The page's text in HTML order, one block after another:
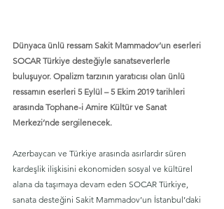
Dünyaca ünlü ressam Sakit Mammadov’un eserleri
SOCAR Türkiye desteğiyle sanatseverlerle
buluşuyor. Opalizm tarzının yaratıcısı olan ünlü
ressamın eserleri 5 Eylül – 5 Ekim 2019 tarihleri
arasında Tophane-i Amire Kültür ve Sanat
Merkezi’nde sergilenecek.
Azerbaycan ve Türkiye arasında asırlardır süren
kardeşlik ilişkisini ekonomiden sosyal ve kültürel
alana da taşımaya devam eden SOCAR Türkiye,
sanata desteğini Sakit Mammadov’un İstanbul’daki